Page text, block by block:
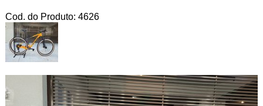
Cod. do Produto: 4626